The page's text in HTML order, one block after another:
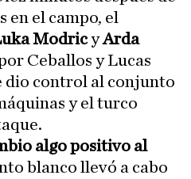
en el campo, el
ModricyArda
Ceballos y Lucas
dio control al conjunto
y el turco
algo positivo al
blanco llevó a cabo